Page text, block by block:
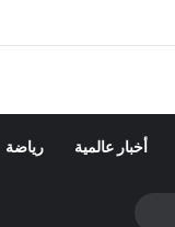
أخبار عالمية رياضة